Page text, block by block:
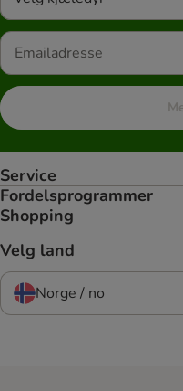
Service
Fordelsprogrammer
Shopping
Velg land
Norge / no